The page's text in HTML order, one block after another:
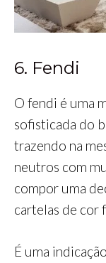
6. Fendi
O fendi é uma
sofisticada do
trazendo na
neutros com
compor uma
cartelas de cor
É uma